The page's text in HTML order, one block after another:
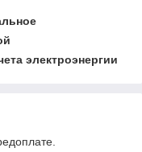
электроэнергии